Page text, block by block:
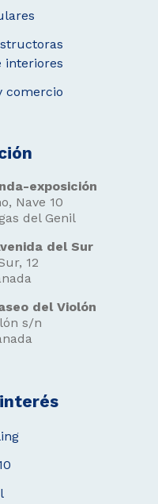
interiores
comercio
exposición
Nave 10
del Genil
del Sur
12
del Violón
s/n